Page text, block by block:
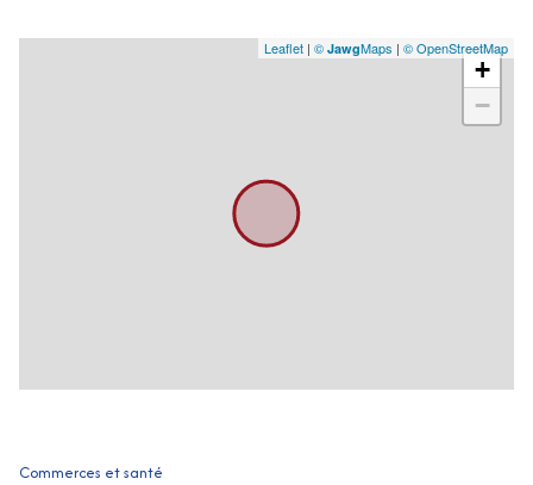
+
−
Leaflet | © JawgMaps | © OpenStreetMap
Commerces et santé